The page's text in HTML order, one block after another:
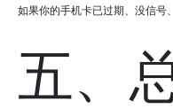
如果你的手机卡已过期、没信号
五、